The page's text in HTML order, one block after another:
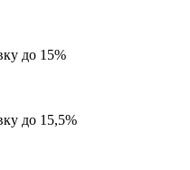
до 15%
до 15,5%